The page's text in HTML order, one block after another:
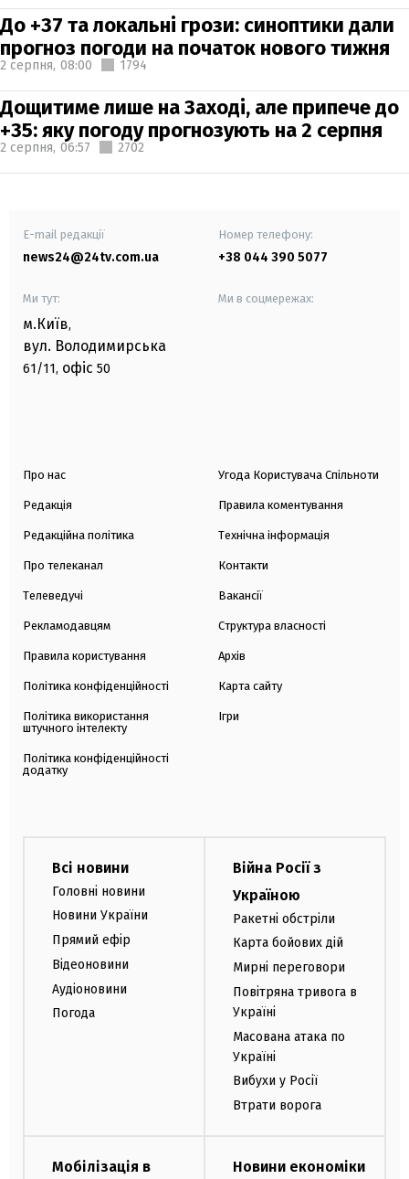
До +37 та локальні грози: синоптики дали
прогноз погоди на початок нового тижня
2 серпня, 08:00 1794
Дощитиме лише на Заході, але припече до
+35: яку погоду прогнозують на 2 серпня
2 серпня, 06:57 2702
E-mail редакції
news24@24tv.com.ua
Номер телефону:
+38 044 390 5077
Ми тут:
м.Київ,
вул. Володимирська
61/11, офіс 50
Ми в соцмережах:
Про нас
Редакція
Редакційна політика
Про телеканал
Телеведучі
Рекламодавцям
Правила користування
Політика конфіденційності
Політика використання
штучного інтелекту
Політика конфіденційності
додатку
Угода Користувача Спільноти
Правила коментування
Технічна інформація
Контакти
Вакансії
Структура власності
Архів
Карта сайту
Ігри
Всі новини
Головні новини
Новини України
Прямий ефір
Відеоновини
Аудіоновини
Погода
Війна Росії з
Україною
Ракетні обстріли
Карта бойових дій
Мирні переговори
Повітряна тривога в
Україні
Масована атака по
Україні
Вибухи у Росії
Втрати ворога
Мобілізація в
Новини економіки